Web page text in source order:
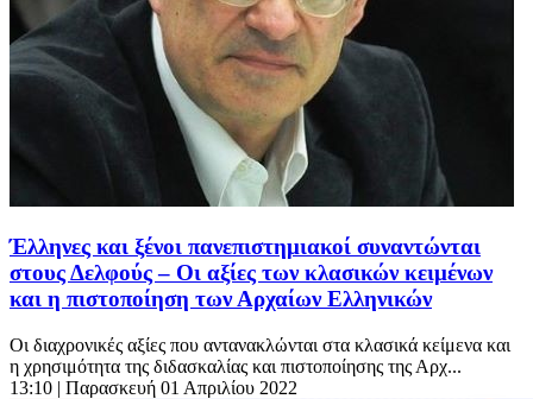
Έλληνες και ξένοι πανεπιστημιακοί συναντώνται
στους Δελφούς – Οι αξίες των κλασικών κειμένων
και η πιστοποίηση των Αρχαίων Ελληνικών
Οι διαχρονικές αξίες που αντανακλώνται στα κλασικά κείμενα και
η χρησιμότητα της διδασκαλίας και πιστοποίησης της Αρχ...
13:10 | Παρασκευή 01 Απριλίου 2022